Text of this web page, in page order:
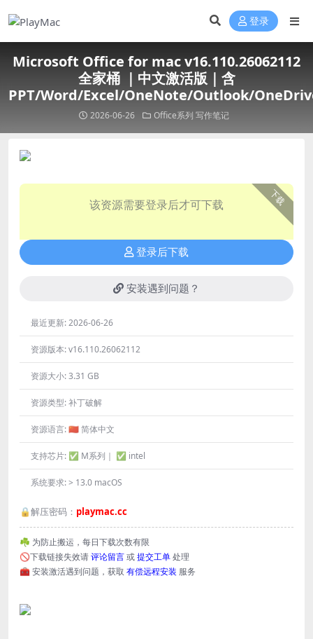
登录
Microsoft Office for mac v16.110.26062112
全家桶 ｜中文激活版｜含
PPT/Word/Excel/OneNote/Outlook/
2026-06-26 Office系列 写作笔记
下载
该资源需要登录后才可下载
登录后下载
安装遇到问题？
最近更新:2026-06-26
资源版本:v16.110.26062112
资源大小:3.31 GB
资源类型:补丁破解
资源语言:🇨🇳 简体中文
支持芯片: ✅ M系列｜ ✅ intel
系统要求:> 13.0 macOS
🔒解压密码： playmac.cc
☘️ 为防止搬运，每日下载次数有限
🚫下载链接失效请评论留言或提交工单处理
🧰 安装激活遇到问题，获取 有偿远程安装 服务